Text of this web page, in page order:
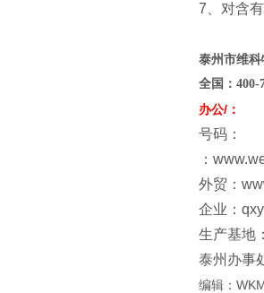
7、对含
泰州市维
全国： 400-
办公/：
号码：
：
外贸：
企业：
生产基地
泰州办事
编辑：